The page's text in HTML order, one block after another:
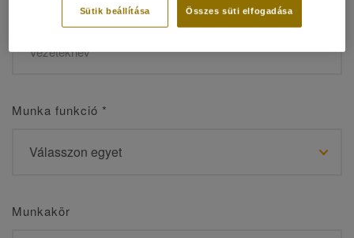
Vezetéknév*
Munka funkció *
Munkakör
Összes süti elfogadása
Sütik beállítása